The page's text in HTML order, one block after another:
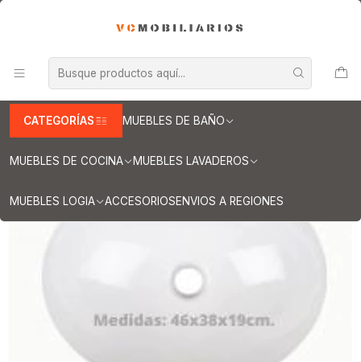
CATEGORÍAS MUEBLES DE BAÑO
MUEBLES DE COCINA MUEBLES LAVADEROS
MUEBLES LOGIA ACCESORIOSENVIOS A REGIONES
Cubiertas para vanitorios de 80 cm
Cubierta de cuarzo para vanitorios de 80 cm / LO / Blanco
Absoluto